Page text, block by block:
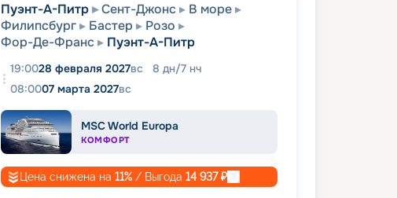
Пуэнт-А-Питр Сент-Джонс
В море
Филипсбург
Бастер
Розо
Фор-Де-Франс
Пуэнт-А-Питр
19:0028 февраля 2027вс 8 дн/7 нч
08:0007 марта 2027вс
MSC World Europa
КОМФОРТ
Цена снижена на 11% / Выгода 14 937₽